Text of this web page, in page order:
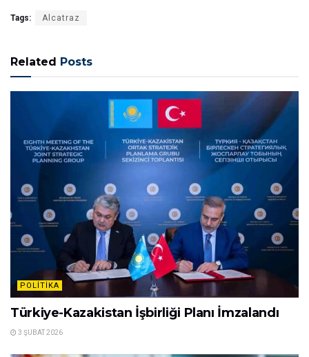
Tags: Alcatraz
Related Posts
POLITIKA
Türkiye-Kazakistan İşbirliği Planı İmzalandı
3 ŞUBAT 2026